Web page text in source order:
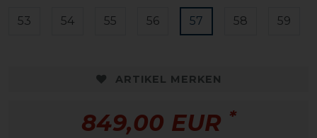
53 54 55 56 57 58 59
ARTIKEL MERKEN
849,00 EUR *